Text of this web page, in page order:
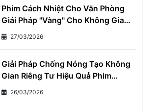
Phim Cách Nhiệt Cho Văn Phòng
Giải Pháp "Vàng" Cho Không Gian
Làm Việc Thoải Mái và Hiệu Quả
27/03/2026
Giải Pháp Chống Nóng Tạo Không
Gian Riêng Tư Hiệu Quả Phim
Cách Nhiệt Một Chiều
26/03/2026